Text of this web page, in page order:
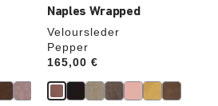
Naples Wrapped
Veloursleder
Pepper
Price:
165,00 €